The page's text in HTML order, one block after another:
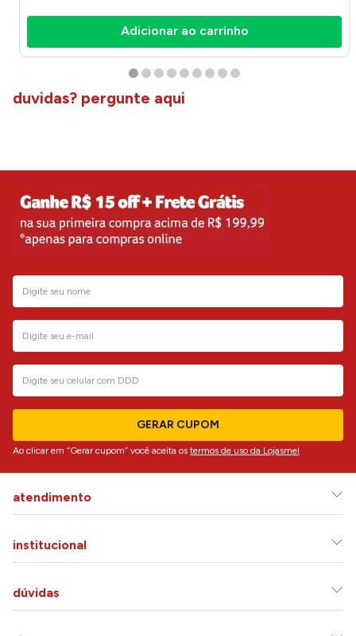
Adicionar ao carrinho
duvidas? pergunte aqui
GERAR CUPOM
Ao clicar em “Gerar cupom” você aceita os termos de uso da Lojasmel
atendimento
institucional
dúvidas